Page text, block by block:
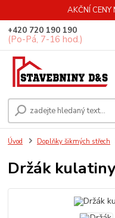
AKČNÍ
+420 720 190 190
(Po-Pá, 7-16 hod.)
Úvod Doplňky šikmých střech
Držák